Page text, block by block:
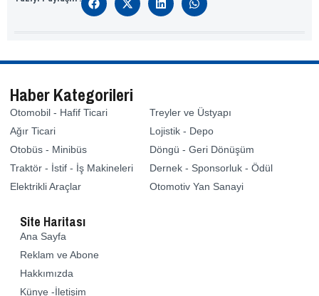
Haber Kategorileri
Otomobil - Hafif Ticari
Ağır Ticari
Otobüs - Minibüs
Traktör - İstif - İş Makineleri
Elektrikli Araçlar
Treyler ve Üstyapı
Lojistik - Depo
Döngü - Geri Dönüşüm
Dernek - Sponsorluk - Ödül
Otomotiv Yan Sanayi
Site Haritası
Ana Sayfa
Reklam ve Abone
Hakkımızda
Künye -İletişim